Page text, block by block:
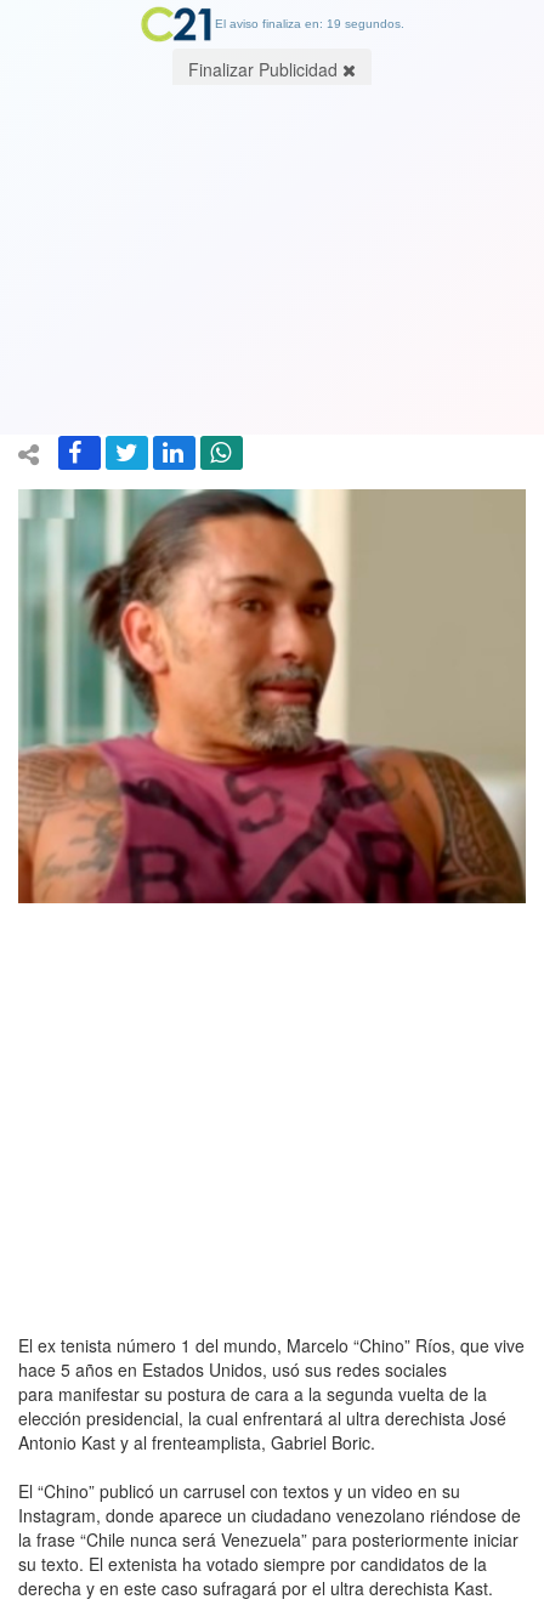
El ex tenista número 1 del mundo, Marcelo “Chino” Ríos, que vive
hace 5 años en Estados Unidos, usó sus redes sociales
para manifestar su postura de cara a la segunda vuelta de la
elección presidencial, la cual enfrentará al ultra derechista José
Antonio Kast y al frenteamplista, Gabriel Boric.
El “Chino” publicó un carrusel con textos y un video en su
Instagram, donde aparece un ciudadano venezolano riéndose de
la frase “Chile nunca será Venezuela” para posteriormente iniciar
su texto. El extenista ha votado siempre por candidatos de la
derecha y en este caso sufragará por el ultra derechista Kast.
El aviso finaliza en: 19 segundos.
Finalizar Publicidad